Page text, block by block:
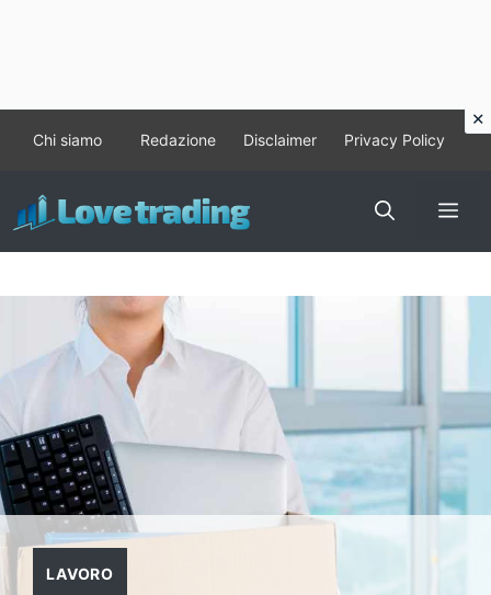
contenuto
Chi siamo Redazione Disclaimer Privacy Policy
LAVORO